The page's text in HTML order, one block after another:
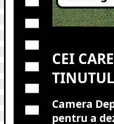
CEI
Camera
pentru a